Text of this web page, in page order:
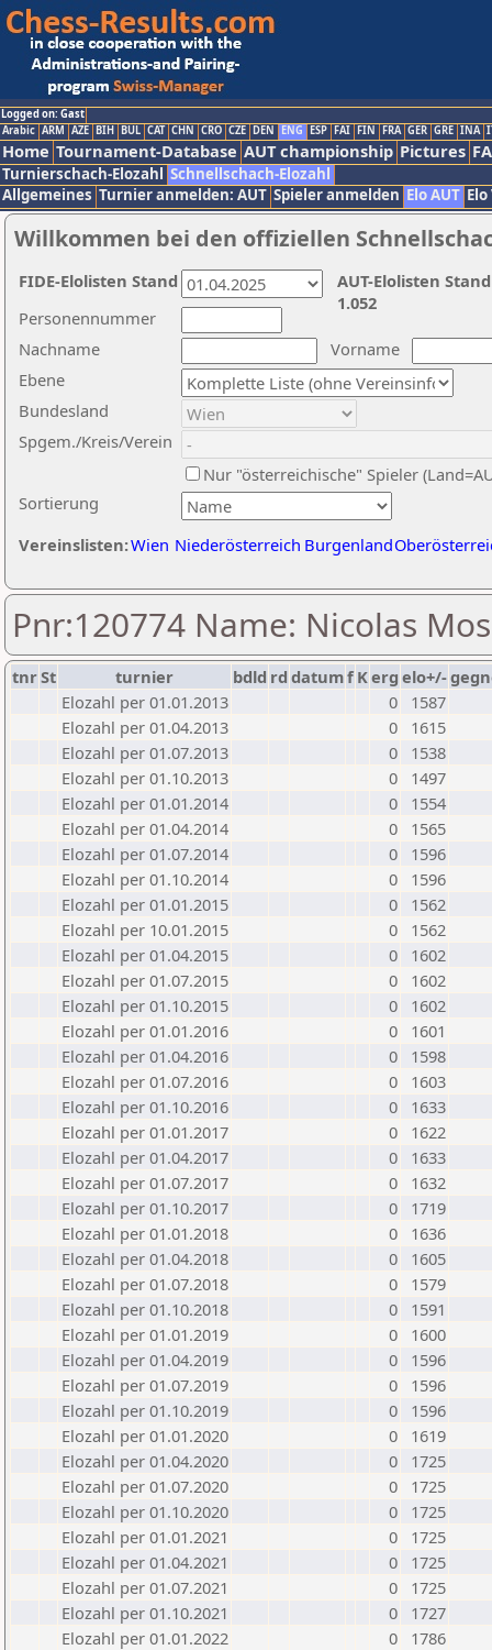
Logged on: Gast
Arabic ARM AZE BIH BUL CAT CHN CRO CZE DEN ENG ESP FAI FIN FRA GER GRE INA
Home Tournament-Database AUT championship Pictures
Turnierschach-Elozahl Schnellschach-Elozahl
Allgemeines Turnier anmelden: AUT Spieler anmelden Elo AUT
Willkommen bei den offiziellen
Nachname
Vorname
Ebene
Sortierung
Personennummer
Bundesland
Spgem./Kreis/Verein
Nur "österreichische" Spieler
Vereinslisten:Wien Niederösterreich Burgenland
AUT-Elolisten
1.052
FIDE-Elolisten Stand
Pnr:120774 Name: Nicolas
tnrSt turnier bdld rd datumf Kerg elo+/-
Elozahl per 01.01.2013
0
1587
Elozahl per 01.04.2013
0
1615
Elozahl per 01.07.2013
0
1538
Elozahl per 01.10.2013
0
1497
Elozahl per 01.01.2014
0
1554
Elozahl per 01.04.2014
0
1565
Elozahl per 01.07.2014
0
1596
Elozahl per 01.10.2014
0
1596
Elozahl per 01.01.2015
0
1562
Elozahl per 10.01.2015
0
1562
Elozahl per 01.04.2015
0
1602
Elozahl per 01.07.2015
0
1602
Elozahl per 01.10.2015
0
1602
Elozahl per 01.01.2016
0
1601
Elozahl per 01.04.2016
0
1598
Elozahl per 01.07.2016
0
1603
Elozahl per 01.10.2016
0
1633
Elozahl per 01.01.2017
0
1622
Elozahl per 01.04.2017
0
1633
Elozahl per 01.07.2017
0
1632
Elozahl per 01.10.2017
0
1719
Elozahl per 01.01.2018
0
1636
Elozahl per 01.04.2018
0
1605
Elozahl per 01.07.2018
0
1579
Elozahl per 01.10.2018
0
1591
Elozahl per 01.01.2019
0
1600
Elozahl per 01.04.2019
0
1596
Elozahl per 01.07.2019
0
1596
Elozahl per 01.10.2019
0
1596
Elozahl per 01.01.2020
0
1619
Elozahl per 01.04.2020
0
1725
Elozahl per 01.07.2020
0
1725
Elozahl per 01.10.2020
0
1725
Elozahl per 01.01.2021
0
1725
Elozahl per 01.04.2021
0
1725
Elozahl per 01.07.2021
0
1725
Elozahl per 01.10.2021
0
1727
Elozahl per 01.01.2022
0
1786